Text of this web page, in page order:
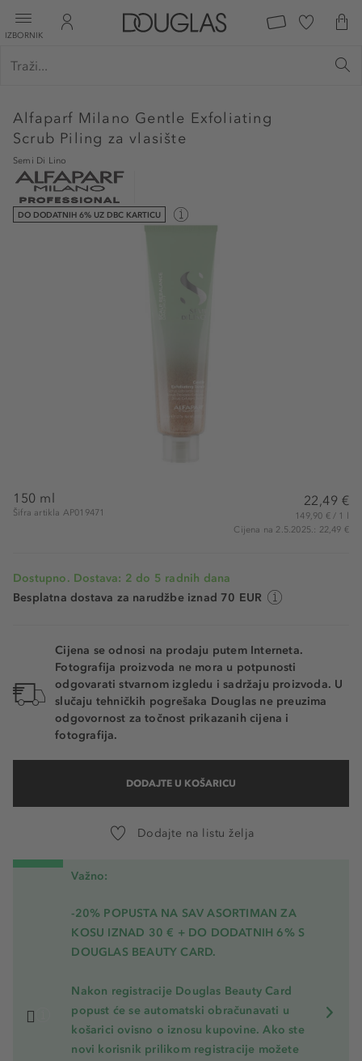
IZBORNIK
Alfaparf Milano Gentle Exfoliating
Scrub Piling za vlasište
Semi Di Lino
DO DODATNIH 6% UZ DBC KARTICU
150 ml
Šifra artikla AP019471
22,49 €
149,90 € / 1 l
Cijena na 2.5.2025.: 22,49 €
Dostupno. Dostava: 2 do 5 radnih dana
Besplatna dostava za narudžbe iznad 70 EUR
Cijena se odnosi na prodaju putem Interneta.
Fotografija proizvoda ne mora u potpunosti
odgovarati stvarnom izgledu i sadržaju proizvoda. U
slučaju tehničkih pogrešaka Douglas ne preuzima
odgovornost za točnost prikazanih cijena i
fotografija.
DODAJTE U KOŠARICU
Dodajte na listu želja
Važno:
-20% POPUSTA NA SAV ASORTIMAN ZA
KOSU IZNAD 30 € + DO DODATNIH 6% S
DOUGLAS BEAUTY CARD.
Nakon registracije Douglas Beauty Card
popust će se automatski obračunavati u
košarici ovisno o iznosu kupovine. Ako ste
novi korisnik prilikom registracije možete